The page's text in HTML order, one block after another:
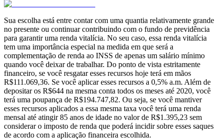
Sua escolha está entre contar com uma quantia relativamente grande
no presente ou continuar contribuindo com o fundo de previdência
para garantir uma renda vitalícia. No seu caso, essa renda vitalícia
tem uma importância especial na medida em que será a
complementação de renda ao INSS de apenas um salário mínimo
quando você deixar de trabalhar. Do ponto de vista estritamente
financeiro, se você resgatar esses recursos hoje terá em mãos
R$111.069,36. Se você aplicar esses recursos a 0,5% a.m. Além de
depositar os R$644 na mesma conta todos os meses até 2020, você
terá uma poupança de R$194.747,82. Ou seja, se você mantiver
esses recursos aplicados a essa mesma taxa você terá uma renda
mensal até atingir 85 anos de idade no valor de R$1.395,23 sem
considerar o imposto de renda que poderá incidir sobre esses saques
de acordo com a aplicação financeira escolhida.